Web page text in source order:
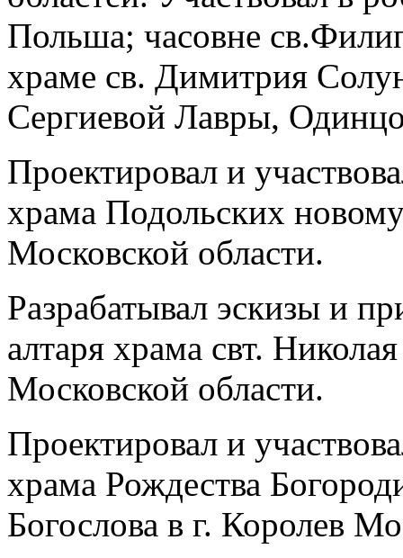
Польша; часовне
храме св. Димитрия
Сергиевой Лавры,
Проектировал и
храма Подольских
Московской области.
Разрабатывал эскизы и
алтаря храма свт.
Московской области.
Проектировал и
храма Рождества
Богослова в г. Королев